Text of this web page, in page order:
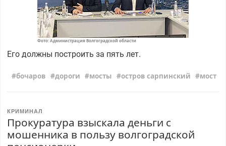
Фото: Администрация Волгоградской области
Его должны построить за пять лет.
бочаров дороги мосты остров сарпинский мост
КРИМИНАЛ
Прокуратура взыскала деньги с
мошенника в пользу волгоградской